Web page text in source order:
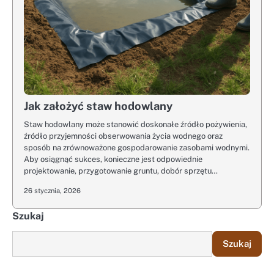
Jak założyć staw hodowlany
Staw hodowlany może stanowić doskonałe źródło pożywienia,
źródło przyjemności obserwowania życia wodnego oraz
sposób na zrównoważone gospodarowanie zasobami wodnymi.
Aby osiągnąć sukces, konieczne jest odpowiednie
projektowanie, przygotowanie gruntu, dobór sprzętu…
26 stycznia, 2026
Szukaj
Szukaj